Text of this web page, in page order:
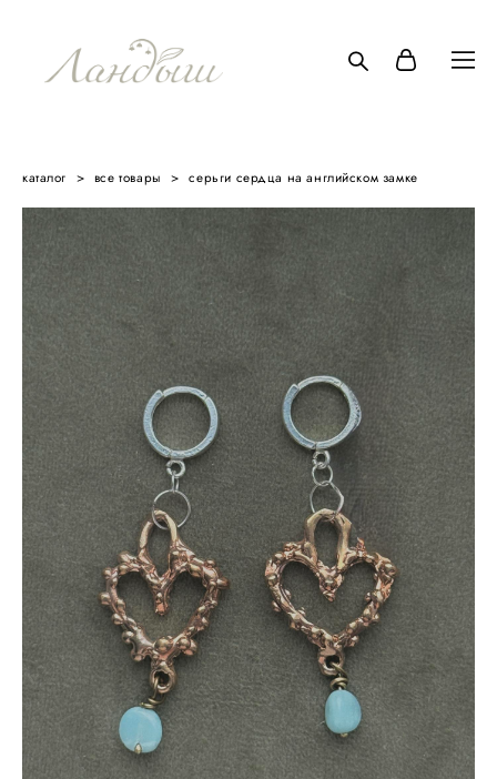
каталог > все товары > серьги сердца на английском замке